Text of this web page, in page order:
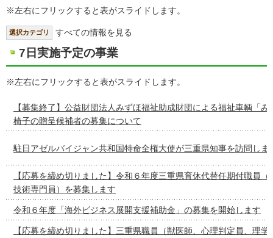
※左右にフリックすると表がスライドします。
選択カテゴリ すべての情報を見る
7日実施予定の事業
※左右にフリックすると表がスライドします。
【募集終了】公益財団法人みずほ福祉助成財団による福祉車輌「
椅子の贈呈候補者の募集について
駐日アゼルバイジャン共和国特命全権大使が三重県知事を訪問しま
【応募を締め切りました】令和６年度三重県育休代替任期付職員
技術専門員）を募集します
令和６年度「海外ビジネス展開支援補助金」の募集を開始します
【応募を締め切りました】三重県職員（獣医師、心理判定員、理